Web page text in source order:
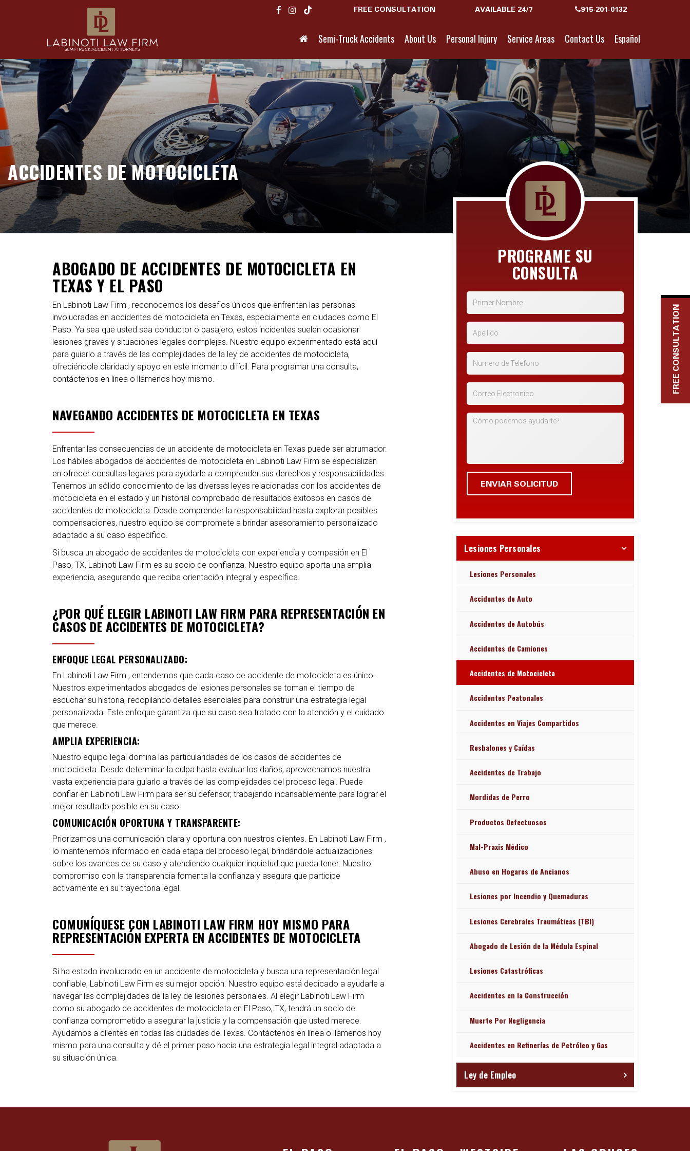
FREE CONSULTATION AVAILABLE 24/7 915-201-0132
Semi-Truck Accidents About Us Personal Injury Service Areas Contact Us Español
ACCIDENTES DE MOTOCICLETA
PROGRAME SU
CONSULTA
*Primer Nombre
*Apellido
*Numero de Telefono
*Correo Electronico
Cómo podemos ayudarte?
Lesiones Personales
Lesiones Personales
Accidentes de Auto
Accidentes de Autobús
Accidentes de Camiones
Accidentes de Motocicleta
Accidentes Peatonales
Accidentes en Viajes Compartidos
Resbalones y Caídas
Accidentes de Trabajo
Mordidas de Perro
Productos Defectuosos
Mal-Praxis Médico
Abuso en Hogares de Ancianos
Lesiones por Incendio y Quemaduras
Lesiones Cerebrales Traumáticas (TBI)
Abogado de Lesión de la Médula Espinal
Lesiones Catastróficas
Accidentes en la Construcción
Muerte Por Negligencia
Accidentes en Refinerías de Petróleo y Gas
Ley de Empleo
ABOGADO DE ACCIDENTES DE MOTOCICLETA EN
TEXAS Y EL PASO
En Labinoti Law Firm , reconocemos los desafíos únicos que enfrentan las personas
involucradas en accidentes de motocicleta en Texas, especialmente en ciudades como El
Paso. Ya sea que usted sea conductor o pasajero, estos incidentes suelen ocasionar
lesiones graves y situaciones legales complejas. Nuestro equipo experimentado está aquí
para guiarlo a través de las complejidades de la ley de accidentes de motocicleta,
ofreciéndole claridad y apoyo en este momento difícil. Para programar una consulta,
contáctenos en línea o llámenos hoy mismo.
NAVEGANDO ACCIDENTES DE MOTOCICLETA EN TEXAS
Enfrentar las consecuencias de un accidente de motocicleta en Texas puede ser abrumador.
Los hábiles abogados de accidentes de motocicleta en Labinoti Law Firm se especializan
en ofrecer consultas legales para ayudarle a comprender sus derechos y responsabilidades.
Tenemos un sólido conocimiento de las diversas leyes relacionadas con los accidentes de
motocicleta en el estado y un historial comprobado de resultados exitosos en casos de
accidentes de motocicleta. Desde comprender la responsabilidad hasta explorar posibles
compensaciones, nuestro equipo se compromete a brindar asesoramiento personalizado
adaptado a su caso específico.
Si busca un abogado de accidentes de motocicleta con experiencia y compasión en El
Paso, TX, Labinoti Law Firm es su socio de confianza. Nuestro equipo aporta una amplia
experiencia, asegurando que reciba orientación integral y específica.
¿POR QUÉ ELEGIR LABINOTI LAW FIRM PARA REPRESENTACIÓN EN
CASOS DE ACCIDENTES DE MOTOCICLETA?
ENFOQUE LEGAL PERSONALIZADO:
En Labinoti Law Firm , entendemos que cada caso de accidente de motocicleta es único.
Nuestros experimentados abogados de lesiones personales se toman el tiempo de
escuchar su historia, recopilando detalles esenciales para construir una estrategia legal
personalizada. Este enfoque garantiza que su caso sea tratado con la atención y el cuidado
que merece.
AMPLIA EXPERIENCIA:
Nuestro equipo legal domina las particularidades de los casos de accidentes de
motocicleta. Desde determinar la culpa hasta evaluar los daños, aprovechamos nuestra
vasta experiencia para guiarlo a través de las complejidades del proceso legal. Puede
confiar en Labinoti Law Firm para ser su defensor, trabajando incansablemente para lograr el
mejor resultado posible en su caso.
COMUNICACIÓN OPORTUNA Y TRANSPARENTE:
Priorizamos una comunicación clara y oportuna con nuestros clientes. En Labinoti Law Firm ,
lo mantenemos informado en cada etapa del proceso legal, brindándole actualizaciones
sobre los avances de su caso y atendiendo cualquier inquietud que pueda tener. Nuestro
compromiso con la transparencia fomenta la confianza y asegura que participe
activamente en su trayectoria legal.
COMUNÍQUESE CON LABINOTI LAW FIRM HOY MISMO PARA
REPRESENTACIÓN EXPERTA EN ACCIDENTES DE MOTOCICLETA
Si ha estado involucrado en un accidente de motocicleta y busca una representación legal
confiable, Labinoti Law Firm es su mejor opción. Nuestro equipo está dedicado a ayudarle a
navegar las complejidades de la ley de lesiones personales. Al elegir Labinoti Law Firm
como su abogado de accidentes de motocicleta en El Paso, TX, tendrá un socio de
confianza comprometido a asegurar la justicia y la compensación que usted merece.
Ayudamos a clientes en todas las ciudades de Texas. Contáctenos en línea o llámenos hoy
mismo para una consulta y dé el primer paso hacia una estrategia legal integral adaptada a
su situación única.
FREE CONSULTATION